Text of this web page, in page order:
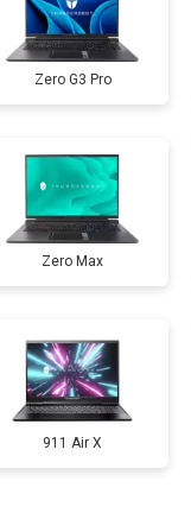
2300 ₽
3300 ₽
3800 ₽
1500 ₽
2900 ₽
1200 ₽
Zero G3 Pro
Zero Max
911 Air X